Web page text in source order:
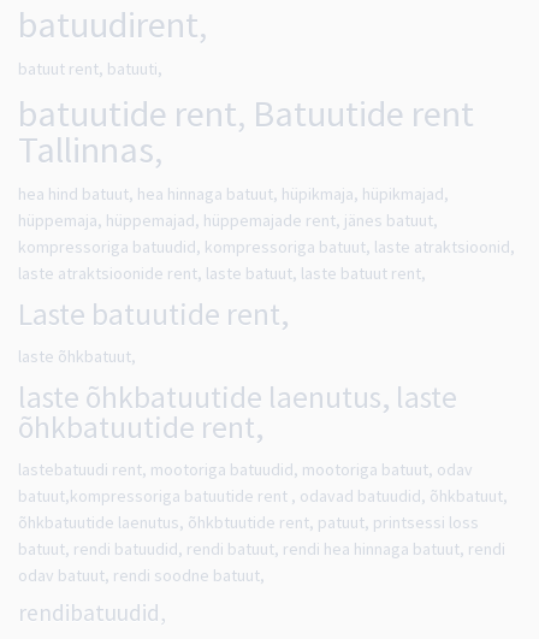
batuudirent,
batuut rent, batuuti,
batuutide rent, Batuutide rent
Tallinnas,
hea hind batuut, hea hinnaga batuut, hüpikmaja, hüpikmajad,
hüppemaja, hüppemajad, hüppemajade rent, jänes batuut,
kompressoriga batuudid, kompressoriga batuut, laste atraktsioonid,
laste atraktsioonide rent, laste batuut, laste batuut rent,
Laste batuutide rent,
laste õhkbatuut,
laste õhkbatuutide laenutus, laste
õhkbatuutide rent,
lastebatuudi rent, mootoriga batuudid, mootoriga batuut, odav
batuut,kompressoriga batuutide rent , odavad batuudid, õhkbatuut,
õhkbatuutide laenutus, õhkbtuutide rent, patuut, printsessi loss
batuut, rendi batuudid, rendi batuut, rendi hea hinnaga batuut, rendi
odav batuut, rendi soodne batuut,
rendibatuudid,